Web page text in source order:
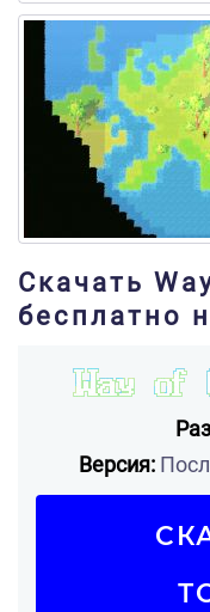
Скачать
бесплатно
Версия: